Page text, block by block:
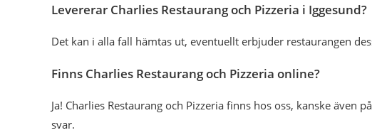
Levererar Charlies Restaurang och Pizzeria i Iggesund?
Det kan i alla fall hämtas ut, eventuellt erbjuder restaurangen
Finns Charlies Restaurang och Pizzeria online?
Ja! Charlies Restaurang och Pizzeria finns hos oss, kanske även
svar.